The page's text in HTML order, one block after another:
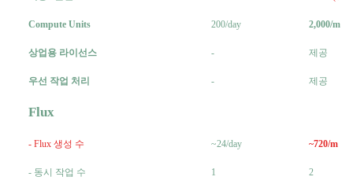
Compute Units 200/day 2,000/m
상업용 라이선스 - 제공
우선 작업 처리 - 제공
Flux
- Flux 생성 수 ~24/day ~720/m
- 동시 작업 수 1 2